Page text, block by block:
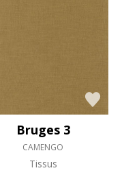
Bruges 3
CAMENGO
Tissus